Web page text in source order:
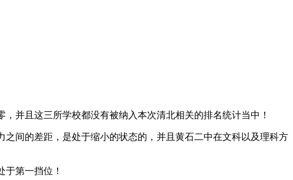
并且这三所学校都没有被纳入本次清北相关的排名统计当中！
间的差距，是处于缩小的状态的，并且黄石二中在文科以及理科方
第一挡位！